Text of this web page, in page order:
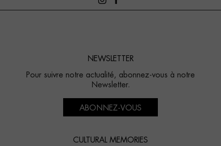
NEWSLETTER
Pour suivre notre actualité, abonnez-vous à notre
Newsletter.
ABONNEZ-VOUS
CULTURAL MEMORIES